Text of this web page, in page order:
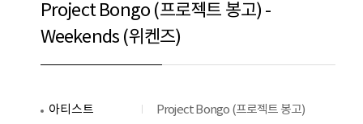
Project Bongo (프로젝트 봉고) -
Weekends (위켄즈)
아티스트 Project Bongo (프로젝트 봉고)